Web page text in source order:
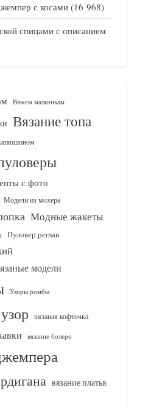
с косами (16 968)
спицами с описанием
Вяжем мальчикам
Вязание топа
с фото
Модели из мохера
Модные жакеты
Пуловер реглан
модели
Узоры ромбы
вязаная кофточка
вязание болеро
вязание платья